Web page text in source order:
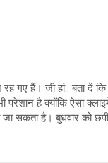
गए हैं। जी हां.. बता दें
है क्योंकि ऐसा
सकता है। बुधवार को